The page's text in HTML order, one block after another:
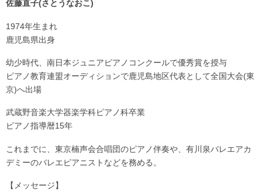
佐藤直子(さとうなおこ)
1974年生まれ
鹿児島県出身
幼少時代、南日本ジュニアピアノコンクールで優秀賞を授与
ピアノ教育連盟オーディションで鹿児島地区代表として全国大会(東
京)へ出場
武蔵野音楽大学器楽学科ピアノ科卒業
ピアノ指導暦15年
これまでに、東京楠声会合唱団のピアノ伴奏や、有川泉バレエアカ
デミーのバレエピアニストなどを務める。
【メッセージ】